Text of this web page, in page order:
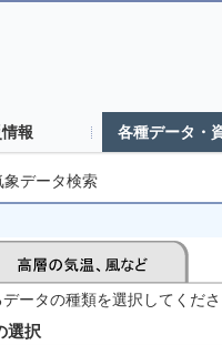
報 各種データ・
象データ検索
ータの種類を選択してくだ
選択